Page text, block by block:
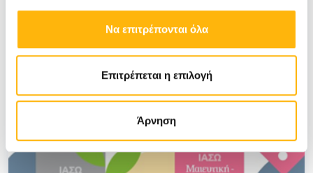
Να επιτρέπονται όλα
Επιτρέπεται η επιλογή
Άρνηση